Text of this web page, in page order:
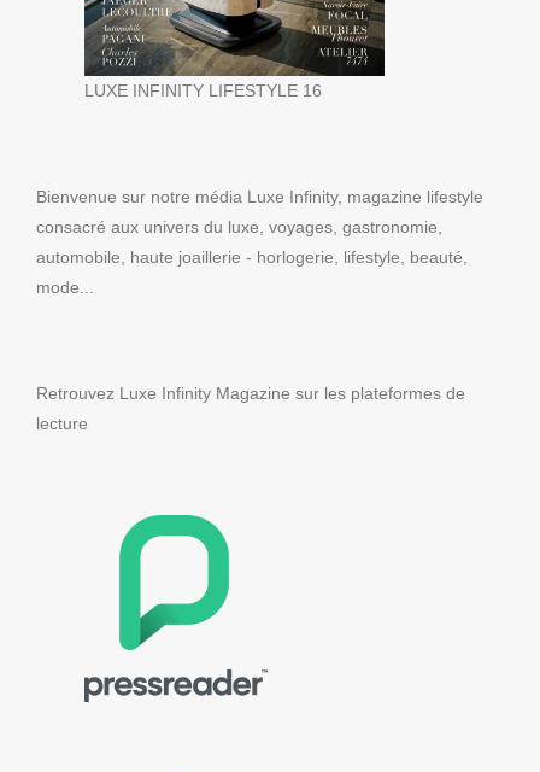
LUXE INFINITY LIFESTYLE 16
Bienvenue sur notre média Luxe Infinity, magazine lifestyle
consacré aux univers du luxe, voyages, gastronomie,
automobile, haute joaillerie - horlogerie, lifestyle, beauté,
mode...
Retrouvez Luxe Infinity Magazine sur les plateformes de
lecture